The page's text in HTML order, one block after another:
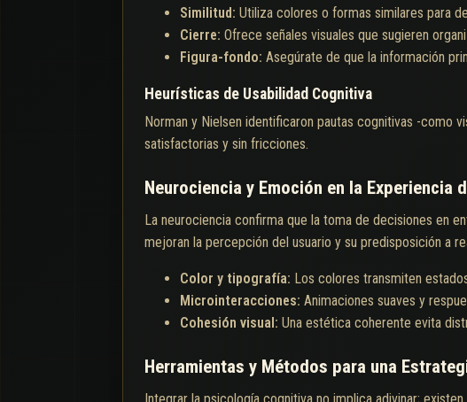
Similitud: Utiliza colores o formas similares para
Cierre: Ofrece señales visuales que sugieren
Figura-fondo: Asegúrate de que la información
Heurísticas de Usabilidad Cognitiva
Norman y Nielsen identificaron pautas cognitivas -como
satisfactorias y sin fricciones.
Neurociencia y Emoción en la Experiencia
La neurociencia confirma que la toma de decisiones en
mejoran la percepción del usuario y su predisposición a
Color y tipografía: Los colores transmiten
Microinteracciones: Animaciones suaves y
Cohesión visual: Una estética coherente evita
Herramientas y Métodos para una
Integrar la psicología cognitiva no implica adivinar;